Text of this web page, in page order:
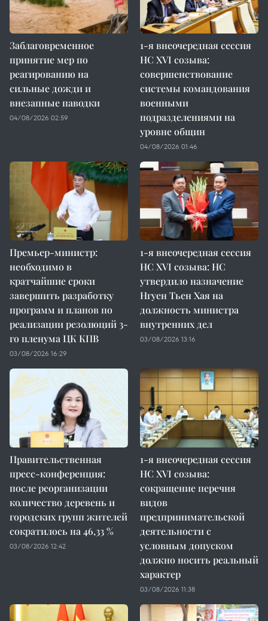
Заблаговременное
принятие мер по
реагированию на
сильные дожди и
внезапные паводки
04/08/2026 02:59
1-я внеочередная сессия
НС XVI созыва:
совершенствование
системы командования
военными
подразделениями на
уровне общин
04/08/2026 01:46
Премьер-министр:
необходимо в
кратчайшие сроки
завершить разработку
программ и планов по
реализации резолюций 3-
го пленума ЦК КПВ
03/08/2026 16:29
1-я внеочередная сессия
НС XVI созыва: НС
утвердило назначение
Нгуен Тьен Хая на
должность министра
внутренних дел
03/08/2026 13:16
Правительственная
пресс-конференция:
после реорганизации
количество деревень и
городских групп жителей
сократилось на 46,33 %
03/08/2026 12:42
1-я внеочередная сессия
НС XVI созыва:
сокращение перечня
видов
предпринимательской
деятельности с
условным допуском
должно носить реальный
характер
03/08/2026 11:38